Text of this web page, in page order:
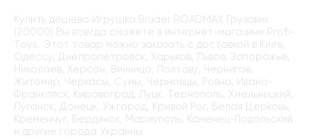
Купить дёшево Игрушка Bruder ROADMAX Грузовик
(20000) Вы всегда сможете в интернет-магазине Profi-
Toys. Этот товар можно заказать с доставкой в Киев,
Одессу, Днепропетровск, Харьков, Львов, Запорожье,
Николаев, Херсон, Винница, Полтаву, Чернигов,
Житомир, Черкасы, Сумы, Черновцы, Ровно, Ивано-
Франковск, Кировоград, Луцк, Тернополь, Хмельницкий,
Луганск, Донецк, Ужгород, Кривой Рог, Белая Церковь,
Кременчуг, Бердянск, Мариуполь, Каменец-Подольский
и другие города Украины